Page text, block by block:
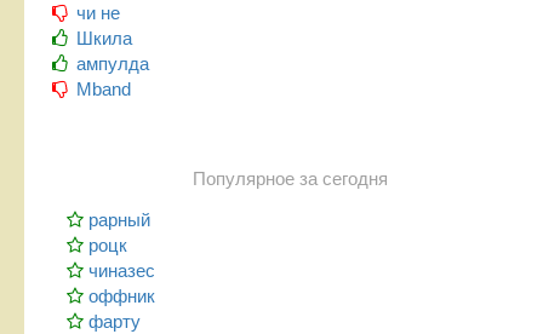
чи не
Шкила
ампулда
Mband
Популярное за сегодня
рарный
роцк
чиназес
оффник
фарту